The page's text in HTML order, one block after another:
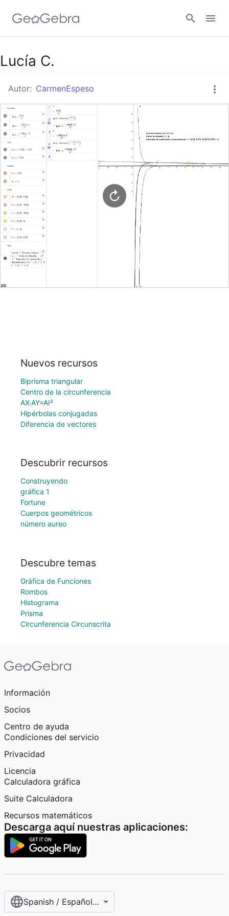
Google Classroom
GeoGebra Classroom
Abrir sesión
Lucía C.
Autor: CarmenEspeso
Nuevos recursos
Biprisma triangular
Centro de la circunferencia
AX·AY=AI²
Hipérbolas conjugadas
Diferencia de vectores
Descubrir recursos
Construyendo
gráfica 1
Fortune
Cuerpos geométricos
número aureo
Descubre temas
Gráfica de Funciones
Rombos
Histograma
Prisma
Circunferencia Circunscrita
Información
Socios
Centro de ayuda
Condiciones del servicio
Privacidad
Licencia
Calculadora gráfica
Suite Calculadora
Recursos matemáticos
Descarga aquí nuestras aplicaciones:
Spanish / Español (internacional)